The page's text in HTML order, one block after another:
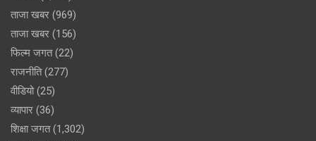
ताजा खबर (969)
ताजा खबर (156)
फिल्म जगत(22)
राजनीति(277)
वीडियो(25)
व्यापार (36)
शिक्षा जगत(1,302)